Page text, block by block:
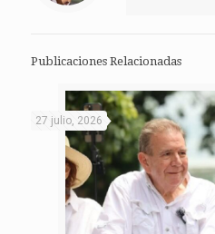
Publicaciones Relacionadas
27 julio, 2026